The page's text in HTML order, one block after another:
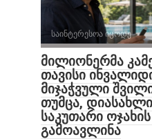
საინტერესოა იცოდე
მილიონერმა
თავისი
მიჯაჭვული
თუმცა,
საკუთარი
გამოავლინა